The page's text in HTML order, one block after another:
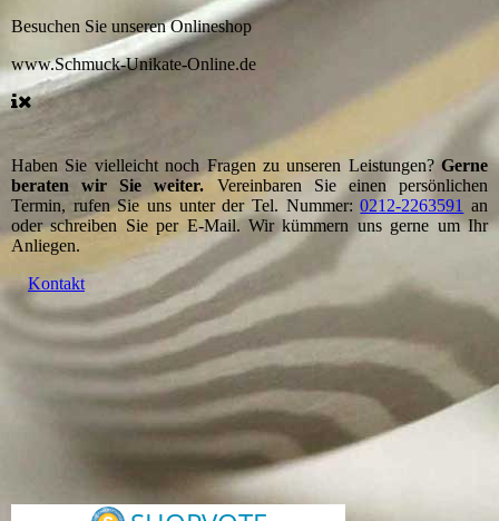
Besuchen Sie unseren Onlineshop
www.Schmuck-Unikate-Online.de
Haben Sie vielleicht noch Fragen zu unseren Leistungen? Gerne
beraten wir Sie weiter. Vereinbaren Sie einen persönlichen
Termin, rufen Sie uns unter der Tel. Nummer:0212-2263591 an
oder schreiben Sie per E-Mail. Wir kümmern uns gerne um Ihr
Anliegen.
Kontakt